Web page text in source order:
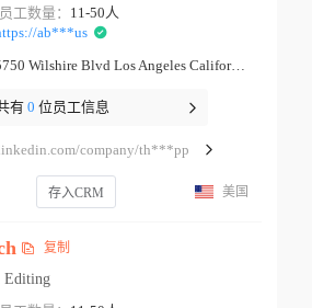
工数量： 11-50人
ab***us
5750 Wilshire Blvd Los Angeles California
有0 位员工信息
company/th***pp
存入CRM 美国
复制
Editing